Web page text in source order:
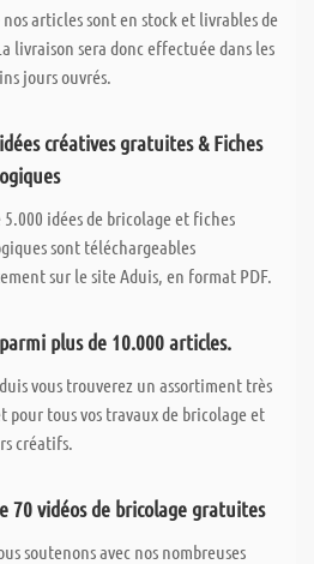
nos articles sont en stock et livrables de
livraison sera donc effectuée dans les
jours ouvrés.
créatives gratuites & Fiches
5.000 idées de bricolage et fiches
sont téléchargeables
sur le site Aduis, en format PDF.
plus de 10.000 articles.
vous trouverez un assortiment très
pour tous vos travaux de bricolage et
créatifs.
70 vidéos de bricolage gratuites
soutenons avec nos nombreuses